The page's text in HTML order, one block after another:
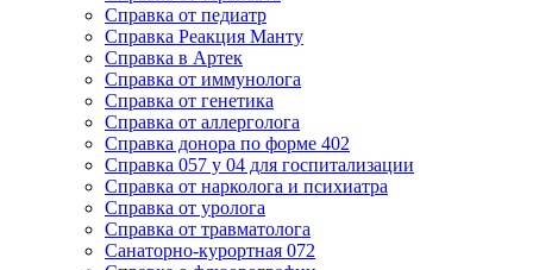
Справка от педиатр
Cправка Реакция Манту
Cправка в Артек
Cправка от иммунолога
Cправка от генетика
Cправка от аллерголога
Cправка донора по форме 402
Cправка 057 у 04 для госпитализации
Справка от нарколога и психиатра
Cправка от уролога
Справка от травматолога
Санаторно-курортная 072